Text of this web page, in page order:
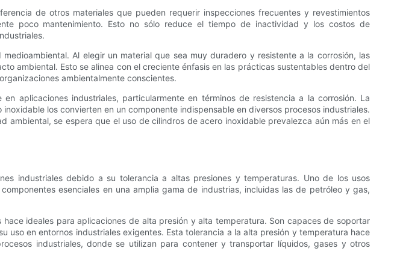
de otros materiales que pueden requerir inspecciones frecuentes y revestimientos
poco mantenimiento. Esto no sólo reduce el tiempo de inactividad y los costos de
Al elegir un material que sea muy duradero y resistente a la corrosión, las
ambiental. Esto se alinea con el creciente énfasis en las prácticas sustentables dentro del
ambientalmente conscientes.
aplicaciones industriales, particularmente en términos de resistencia a la corrosión. La
los convierten en un componente indispensable en diversos procesos industriales.
se espera que el uso de cilindros de acero inoxidable prevalezca aún más en el
industriales debido a su tolerancia a altas presiones y temperaturas. Uno de los usos
esenciales en una amplia gama de industrias, incluidas las de petróleo y gas,
ideales para aplicaciones de alta presión y alta temperatura. Son capaces de soportar
en entornos industriales exigentes. Esta tolerancia a la alta presión y temperatura hace
industriales, donde se utilizan para contener y transportar líquidos, gases y otros